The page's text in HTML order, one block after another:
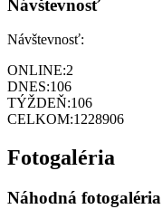
Návštevnosť
Návštevnosť:
ONLINE:2
DNES:106
TÝŽDEŇ:106
CELKOM:1228906
Fotogaléria
Náhodná fotogaléria